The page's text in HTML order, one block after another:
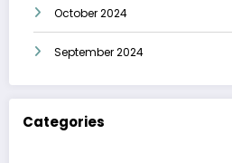
October 2024
September 2024
Categories